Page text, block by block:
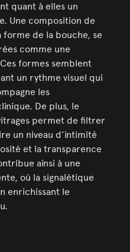
quant à elles un
Une composition de
forme de la bouche, se
comme une
formes semblent
un rythme visuel qui
les
De plus, le
permet de filtrer
un niveau d’intimité
et la transparence
ainsi à une
où la signalétique
enrichissant le